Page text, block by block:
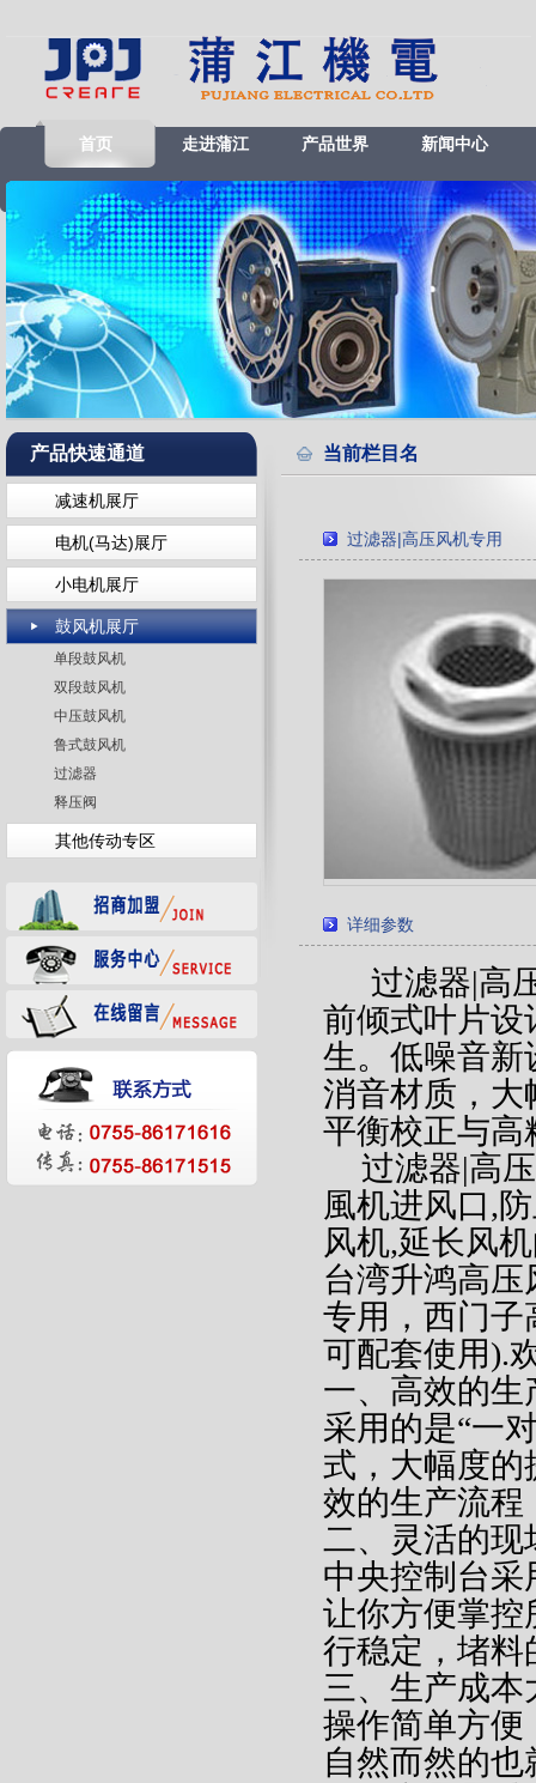
首页 走进蒲江 产品世界 新闻中心
产品快速通道
减速机展厅
电机(马达)展厅
小电机展厅
鼓风机展厅
单段鼓风机
双段鼓风机
中压鼓风机
鲁式鼓风机
过滤器
释压阀
其他传动专区
当前栏目名
过滤器|高压风机专用
详细参数
过滤器|高
前倾式叶片设
生。低噪音新
消音材质，大
平衡校正与高
过滤器|高
風机进风口,
风机,延长风
台湾升鸿高压
专用，西门子
可配套使用).
一、高效的生
采用的是“一
式，大幅度
效的生产流程
二、灵活的现
中央控制台采
让你方便掌控
行稳定，堵料
三、生产成本
操作简单方便
自然而然的也